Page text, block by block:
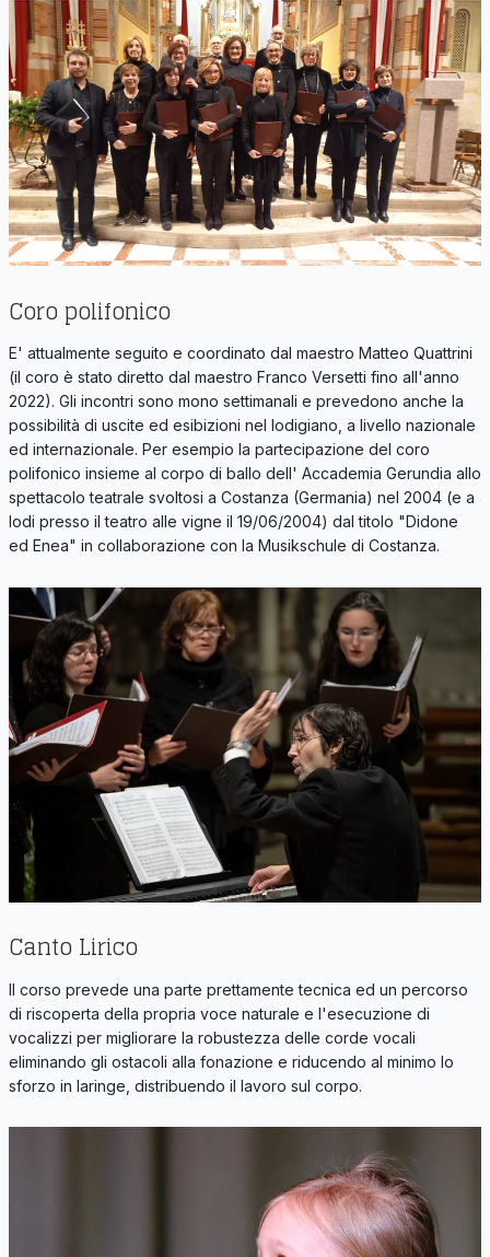
Coro polifonico
E' attualmente seguito e coordinato dal maestro Matteo Quattrini
(il coro è stato diretto dal maestro Franco Versetti fino all'anno
2022). Gli incontri sono mono settimanali e prevedono anche la
possibilità di uscite ed esibizioni nel lodigiano, a livello nazionale
ed internazionale. Per esempio la partecipazione del coro
polifonico insieme al corpo di ballo dell' Accademia Gerundia allo
spettacolo teatrale svoltosi a Costanza (Germania) nel 2004 (e a
lodi presso il teatro alle vigne il 19/06/2004) dal titolo "Didone
ed Enea" in collaborazione con la Musikschule di Costanza.
Canto Lirico
Il corso prevede una parte prettamente tecnica ed un percorso
di riscoperta della propria voce naturale e l'esecuzione di
vocalizzi per migliorare la robustezza delle corde vocali
eliminando gli ostacoli alla fonazione e riducendo al minimo lo
sforzo in laringe, distribuendo il lavoro sul corpo.